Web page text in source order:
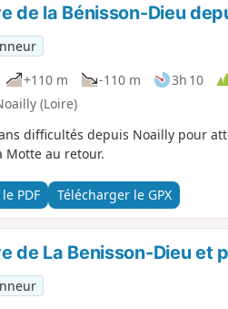
de la Bénisson-Dieu
+110 m -110 m 3h 10
(Loire)
difficultés depuis Noailly pour
Motte au retour.
PDF Télécharger le GPX
de La Benisson-Dieu et